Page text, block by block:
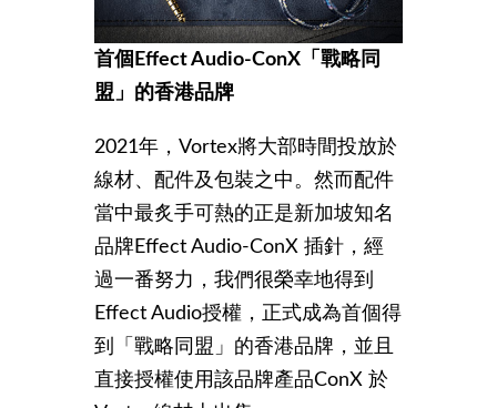
首個Effect Audio-ConX 「戰略同
盟」的香港品牌
2021年，Vortex將大部時間投放於
線材、配件及包裝之中。然而配件
當中最炙手可熱的正是新加坡知名
品牌Effect Audio-ConX 插針，經
過一番努力，我們很榮幸地得到
Effect Audio授權，正式成為首個得
到「戰略同盟」的香港品牌，並且
直接授權使用該品牌產品ConX 於